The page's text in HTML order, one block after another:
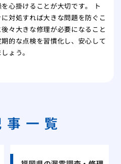
心掛けることが大切です。 ト
対処すれば大きな問題を防ぐこ
々大きな修理が必要になること
的な点検を習慣化し、安心して
ょう。
一覧